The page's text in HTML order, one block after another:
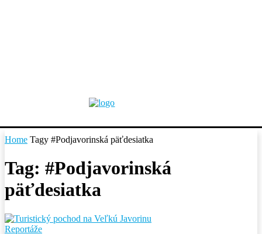
Home Tagy #Podjavorinská päťdesiatka
Tag: #Podjavorinská
päťdesiatka
Reportáže